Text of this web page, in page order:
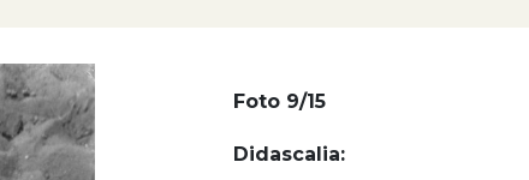
Foto 9/15
Didascalia: